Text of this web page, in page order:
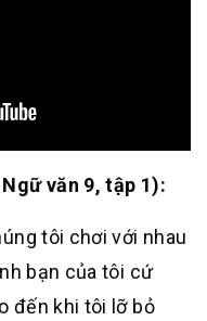
văn 9, tập 1):
tôi chơi với nhau
bạn của tôi cứ
đến khi tôi lỡ bỏ